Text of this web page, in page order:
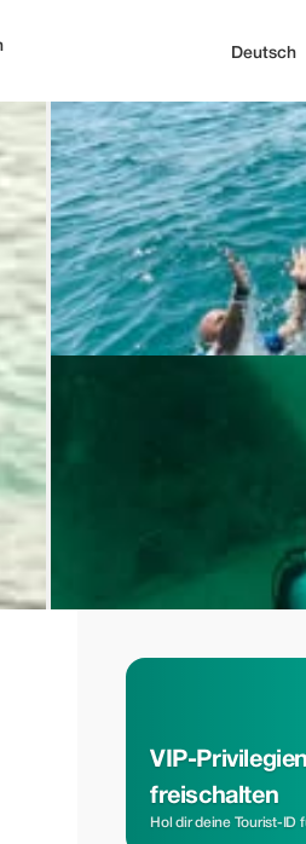
Deutsch
VIP-
freischalten
Hol dir deine Tourist-ID